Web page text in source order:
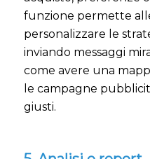
funzione permette
personalizzare le
inviando messaggi
come avere una
le campagne
giusti.